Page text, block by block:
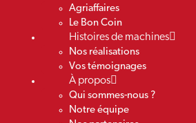
Agriaffaires
Le Bon Coin
Histoires de machines
Nos réalisations
Vos témoignages
À propos
Qui sommes-nous ?
Notre équipe